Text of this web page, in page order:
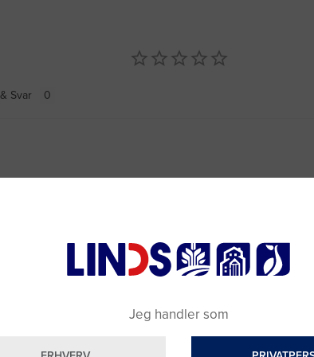
Svar
Jeg handler som